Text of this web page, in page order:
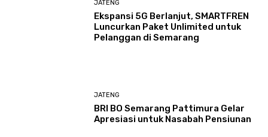
JATENG
Ekspansi 5G Berlanjut, SMARTFREN
Luncurkan Paket Unlimited untuk
Pelanggan di Semarang
JATENG
BRI BO Semarang Pattimura Gelar
Apresiasi untuk Nasabah Pensiunan